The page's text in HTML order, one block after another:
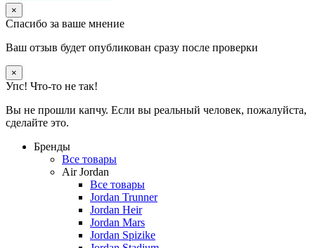
×
Спасибо за ваше мнение
Ваш отзыв будет опубликован сразу после проверки
×
Упс! Что-то не так!
Вы не прошли капчу. Если вы реальный человек, пожалуйста,
сделайте это.
Бренды
Все товары
Air Jordan
Все товары
Jordan Trunner
Jordan Heir
Jordan Mars
Jordan Spizike